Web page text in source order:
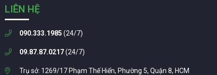
LIÊN HỆ
090.333.1985 (24/7)
09.87.87.0217(24/7)
Trụ sở: 1269/17 Phạm Thế Hiển, Phường 5, Quận 8, HCM